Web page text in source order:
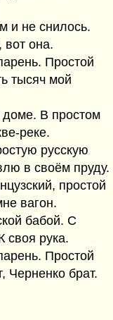
и не снилось.
она.
Простой
тысяч мой
доме. В простом
реке.
русскую
в своём пруду.
простой
вагон.
бабой. С
своя рука.
Простой
Черненко брат.